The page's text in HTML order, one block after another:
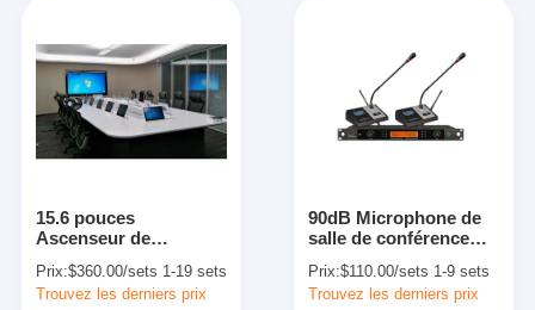
15.6 pouces
Ascenseur de
ordinateur motorisé
pour système de
Prix:$360.00/sets 1-19 sets
Trouvez les derniers prix
90dB Microphone de
salle de conférence
UHF pour système
audio
Prix:$110.00/sets 1-9 sets
Trouvez les derniers prix